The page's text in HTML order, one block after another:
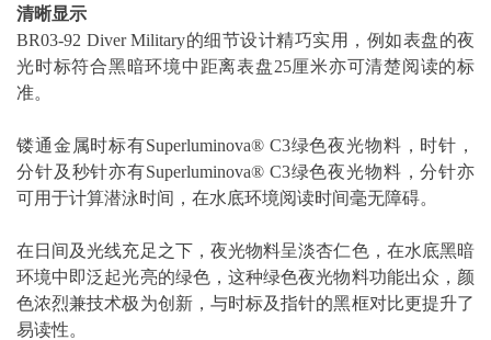
清晰显示
BR03-92 Diver Military的细节设计精巧实用，例如表盘的夜
光时标符合黑暗环境中距离表盘25厘米亦可清楚阅读的标
准。
镂通金属时标有Superluminova® C3绿色夜光物料，时针，
分针及秒针亦有Superluminova® C3绿色夜光物料，分针亦
可用于计算潜泳时间，在水底环境阅读时间毫无障碍。
在日间及光线充足之下，夜光物料呈淡杏仁色，在水底黑暗
环境中即泛起光亮的绿色，这种绿色夜光物料功能出众，颜
色浓烈兼技术极为创新，与时标及指针的黑框对比更提升了
易读性。